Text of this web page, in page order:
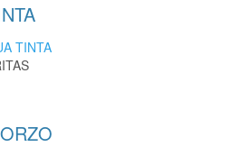
TINTA